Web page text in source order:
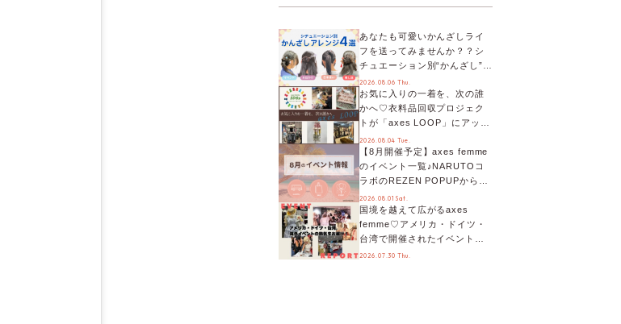
あなたも可愛いかんざしライ
フを送ってみませんか？？シ
チュエーション別“かんざし”の
オススメ【ショップスタッフ
編集部】
2026.08.06 Thu.
お気に入りの一着を、次の誰
かへ♡衣料品回収プロジェク
トが「axes LOOP」にアップ
デート！活用するとポイント
が手に入る◎
2026.08.04 Tue.
【8月開催予定】axes femme
のイベント一覧♪NARUTOコ
ラボのREZEN POPUPから、
プチYour Stage.、ティーパー
ティまで！8月の特別なイベン
トをチェック◎
2026.08.01 Sat.
国境を越えて広がるaxes
femme♡アメリカ・ドイツ・
台湾で開催されたイベントを
お届け！美沙子さんからのコ
2026.07.30 Thu.